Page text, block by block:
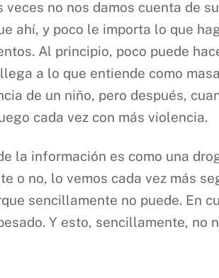
no nos damos cuenta de
ahí, y poco le importa lo que
Al principio, poco puede
a lo que entiende como
de un niño, pero después,
cada vez con más violencia.
la información es como una
o no, lo vemos cada vez más
sencillamente no puede. En
Y esto, sencillamente, no